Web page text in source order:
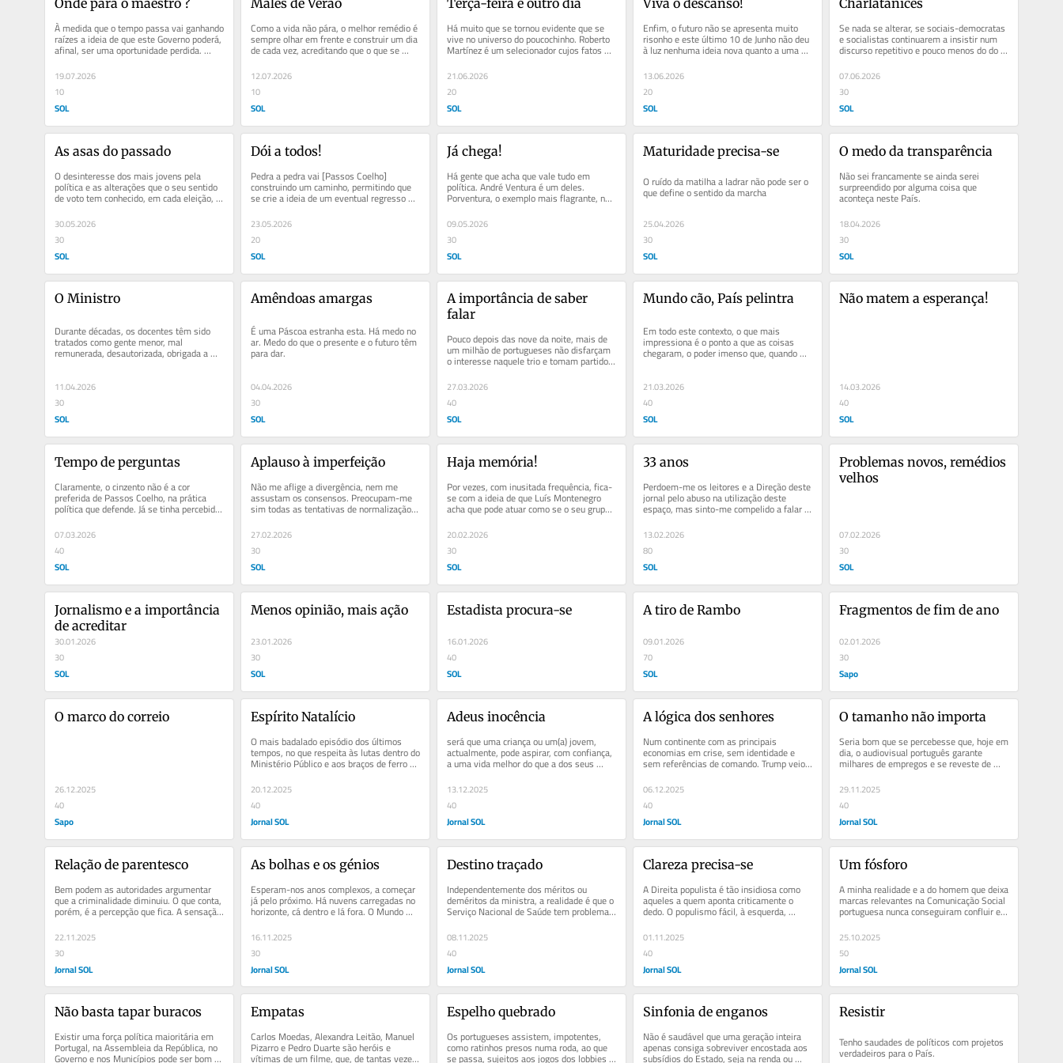
À medida que o tempo passa vai ganhando
raízes a ideia de que este Governo poderá,
afinal, ser uma oportunidade perdida.
Depois dos Executivos de...
19.07.2026
10
SOL
Como a vida não pára, o melhor remédio é
sempre olhar em frente e construir um dia
de cada vez, acreditando que o que se
segue será melhor do que...
12.07.2026
10
SOL
Há muito que se tornou evidente que se
vive no universo do poucochinho. Roberto
Martínez é um selecionador cujos fatos
21.06.2026
20
SOL
Enfim, o futuro não se apresenta muito
risonho e este último 10 de Junho não deu
à luz nenhuma ideia nova quanto a uma
13.06.2026
20
SOL
Se nada se alterar, se sociais-democratas
e socialistas continuarem a insistir num
discurso repetitivo e pouco menos do do
que vazio e a espreitar por...
07.06.2026
30
SOL
As asas do passado
O desinteresse dos mais jovens pela
política e as alterações que o seu sentido
de voto tem conhecido, em cada eleição,
30.05.2026
30
SOL
Dói a todos!
Pedra a pedra vai [Passos Coelho]
construindo um caminho, permitindo que
se crie a ideia de um eventual regresso
sebastiânico reunificador de uma...
23.05.2026
20
SOL
Já chega!
Há gente que acha que vale tudo em
política. André Ventura é um deles.
Porventura, o exemplo mais flagrante, na
atualidade à portuguesa.
09.05.2026
30
SOL
Maturidade precisa-se
O ruído da matilha a ladrar não pode ser o
que define o sentido da marcha
25.04.2026
30
SOL
O medo da transparência
Não sei francamente se ainda serei
surpreendido por alguma coisa que
aconteça neste País.
18.04.2026
30
SOL
O Ministro
Durante décadas, os docentes têm sido
tratados como gente menor, mal
remunerada, desautorizada, obrigada a
andar com a casa às costas e sem...
11.04.2026
30
SOL
Amêndoas amargas
É uma Páscoa estranha esta. Há medo no
ar. Medo do que o presente e o futuro têm
para dar.
04.04.2026
30
SOL
A importância de saber
falar
Pouco depois das nove da noite, mais de
um milhão de portugueses não disfarçam
o interesse naquele trio e tomam partido.
Há quem não perdoe a...
27.03.2026
40
SOL
Mundo cão, País pelintra
Em todo este contexto, o que mais
impressiona é o ponto a que as coisas
chegaram, o poder imenso que, quando
concentrado nas mãos de alguém e mal...
21.03.2026
40
SOL
Não matem a esperança!
14.03.2026
40
SOL
Tempo de perguntas
Claramente, o cinzento não é a cor
preferida de Passos Coelho, na prática
política que defende. Já se tinha percebido,
de intervenções...
07.03.2026
40
SOL
Aplauso à imperfeição
Não me aflige a divergência, nem me
assustam os consensos. Preocupam-me
sim todas as tentativas de normalização
27.02.2026
30
SOL
Haja memória!
Por vezes, com inusitada frequência, fica-
se com a ideia de que Luís Montenegro
acha que pode atuar como se o seu grupo
parlamentar dispusesse de...
20.02.2026
30
SOL
33 anos
Perdoem-me os leitores e a Direção deste
jornal pelo abuso na utilização deste
espaço, mas sinto-me compelido a falar
no aniversário da TVI, que...
13.02.2026
80
SOL
Problemas novos, remédios
velhos
07.02.2026
30
SOL
Jornalismo e a importância
de acreditar
30.01.2026
30
SOL
Menos opinião, mais ação
23.01.2026
30
SOL
Estadista procura-se
16.01.2026
40
SOL
A tiro de Rambo
09.01.2026
70
SOL
Fragmentos de fim de ano
02.01.2026
30
Sapo
O marco do correio
26.12.2025
40
Sapo
Espírito Natalício
O mais badalado episódio dos últimos
tempos, no que respeita às lutas dentro do
Ministério Público e aos braços de ferro de
20.12.2025
40
Jornal SOL
Adeus inocência
será que uma criança ou um(a) jovem,
actualmente, pode aspirar, com confiança,
a uma vida melhor do que a dos seus
13.12.2025
40
Jornal SOL
A lógica dos senhores
Num continente com as principais
economias em crise, sem identidade e
sem referências de comando. Trump veio
agudizar as fragilidades europeias,...
06.12.2025
40
Jornal SOL
O tamanho não importa
Seria bom que se percebesse que, hoje em
dia, o audiovisual português garante
milhares de empregos e se reveste de
potencial exportador não...
29.11.2025
40
Jornal SOL
Relação de parentesco
Bem podem as autoridades argumentar
que a criminalidade diminuiu. O que conta,
porém, é a percepção que fica. A sensação
de intranquilidade é...
22.11.2025
30
Jornal SOL
As bolhas e os génios
Esperam-nos anos complexos, a começar
já pelo próximo. Há nuvens carregadas no
horizonte, cá dentro e lá fora. O Mundo
anda meio enlouquecido
16.11.2025
30
Jornal SOL
Destino traçado
Independentemente dos méritos ou
deméritos da ministra, a realidade é que o
Serviço Nacional de Saúde tem problemas
profundíssimos que não...
08.11.2025
40
Jornal SOL
Clareza precisa-se
A Direita populista é tão insidiosa como
aqueles a quem aponta criticamente o
dedo. O populismo fácil, à esquerda,
também não convence. O Bloco...
01.11.2025
40
Jornal SOL
Um fósforo
A minha realidade e a do homem que deixa
marcas relevantes na Comunicação Social
portuguesa nunca conseguiram confluir e
abrir espaço para que as...
25.10.2025
50
Jornal SOL
Não basta tapar buracos
Existir uma força política maioritária em
Portugal, na Assembleia da República, no
Governo e nos Municípios pode ser bom ou
Empatas
Carlos Moedas, Alexandra Leitão, Manuel
Pizarro e Pedro Duarte são heróis e
vítimas de um filme, que, de tantas vezes
Espelho quebrado
Os portugueses assistem, impotentes,
como ratinhos presos numa roda, ao que
se passa, sujeitos aos jogos dos lobbies
Sinfonia de enganos
Não é saudável que uma geração inteira
apenas consiga sobreviver encostada aos
subsídios do Estado, seja na renda ou
Resistir
Tenho saudades de políticos com projetos
verdadeiros para o País.